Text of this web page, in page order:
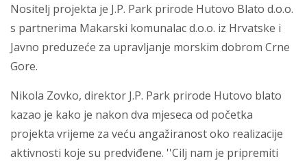
Nositelj projekta je J.P. Park prirode Hutovo Blato d.o.o.
s partnerima Makarski komunalac d.o.o. iz Hrvatske i
Javno preduzeće za upravljanje morskim dobrom Crne
Gore.
Nikola Zovko, direktor J.P. Park prirode Hutovo blato
kazao je kako je nakon dva mjeseca od početka
projekta vrijeme za veću angažiranost oko realizacije
aktivnosti koje su predviđene. ''Cilj nam je pripremiti